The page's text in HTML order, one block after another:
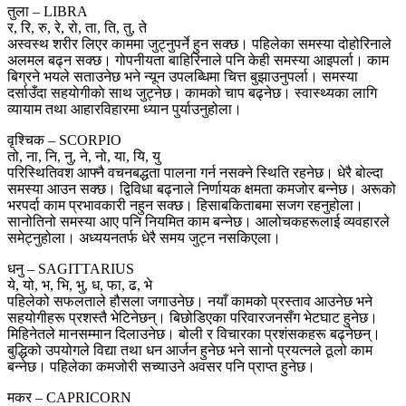
तुला – LIBRA
र, रि, रु, रे, रो, ता, ति, तु, ते
अस्वस्थ शरीर लिएर काममा जुट्नुपर्ने हुन सक्छ। पहिलेका समस्या दोहोरिनाले
अलमल बढ्न सक्छ। गोपनीयता बाहिरिनाले पनि केही समस्या आइपर्ला। काम
बिग्रने भयले सताउनेछ भने न्यून उपलब्धिमा चित्त बुझाउनुपर्ला। समस्या
दर्साउँदा सहयाेगीकाे साथ जुट्नेछ। कामको चाप बढ्नेछ। स्वास्थ्यका लागि
व्यायाम तथा आहारविहारमा ध्यान पुर्याउनुहोला।
वृश्चिक – SCORPIO
तो, ना, नि, नु, ने, नो, या, यि, यु
परिस्थितिवश आफ्नै वचनबद्धता पालना गर्न नसक्ने स्थिति रहनेछ। धेरै बोल्दा
समस्या आउन सक्छ। द्विविधा बढ्नाले निर्णायक क्षमता कमजोर बन्नेछ। अरूको
भरपर्दा काम प्रभावकारी नहुन सक्छ। हिसाबकिताबमा सजग रहनुहोला।
सानोतिनो समस्या आए पनि नियमित काम बन्नेछ। आलोचकहरूलाई व्यवहारले
समेट्नुहोला। अध्ययनतर्फ धेरै समय जुट्न नसकिएला।
धनु – SAGITTARIUS
ये, यो, भ, भि, भु, ध, फा, ढ, भे
पहिलेको सफलताले हौसला जगाउनेछ। नयाँ कामको प्रस्ताव आउनेछ भने
सहयोगीहरू प्रशस्तै भेटिनेछन्। बिछोडिएका परिवारजनसँग भेटघाट हुनेछ।
मिहिनेतले मानसम्मान दिलाउनेछ। बोली र विचारका प्रशंसकहरू बढ्नेछन्।
बुद्धिको उपयोगले विद्या तथा धन आर्जन हुनेछ भने सानो प्रयत्नले ठूलो काम
बन्नेछ। पहिलेका कमजोरी सच्याउने अवसर पनि प्राप्त हुनेछ।
मकर – CAPRICORN